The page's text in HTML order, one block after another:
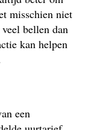
misschien niet
bellen dan
kan helpen
een